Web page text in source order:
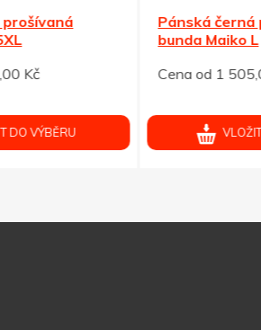
Pánská černá prošívaná
bunda Maiko L
Cena od 1 505,00 Kč
VLOŽIT DO VÝBĚRU